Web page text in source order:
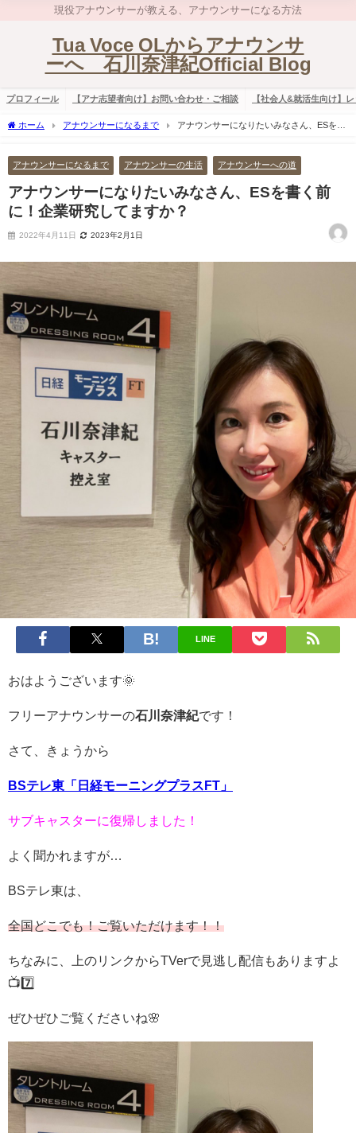
現役アナウンサーが教える、アナウンサーになる方法
Tua Voce OLからアナウンサ
ーへ 石川奈津紀Official Blog
プロフィール 【アナ志望者向け】お問い合わせ・ご相談 【社会人&就活生向け】
ホーム アナウンサーになるまで
アナウンサーになりたいみなさん、ESを書
アナウンサーになるまで アナウンサーの生活 アナウンサーへの道
アナウンサーになりたいみなさん、ESを書く前
に！企業研究してますか？
2022年4月11日 2023年2月1日
LINE
おはようございます🌞
フリーアナウンサーの石川奈津紀です！
さて、きょうから
BSテレ東「日経モーニングプラスFT」
サブキャスターに復帰しました！
よく聞かれますが…
BSテレ東は、
全国どこでも！ご覧いただけます！！
ちなみに、上のリンクからTVerで見逃し配信もありますよ
📺7️⃣
ぜひぜひご覧くださいね🌸